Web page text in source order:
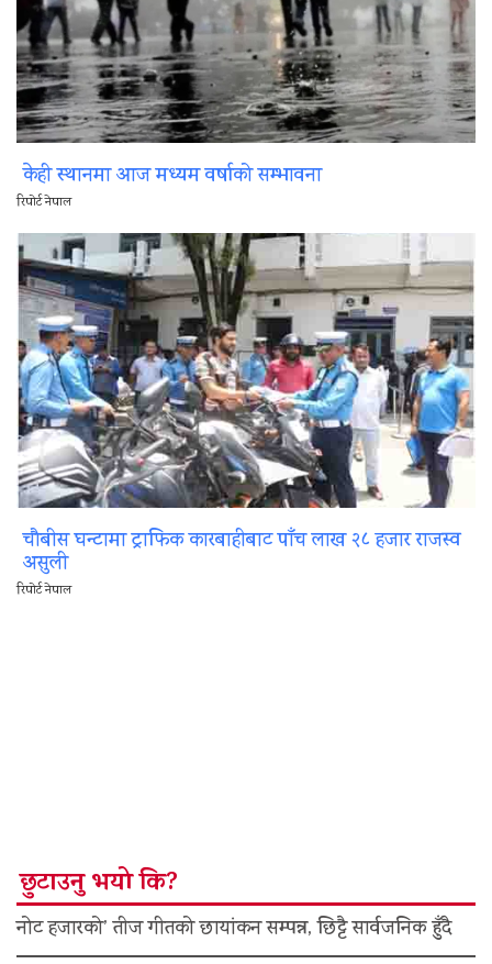
केही स्थानमा आज मध्यम वर्षाको सम्भावना
रिपोर्ट नेपाल
चौबीस घन्टामा ट्राफिक कारबाहीबाट पाँच लाख २८ हजार राजस्व
असुली
रिपोर्ट नेपाल
छुटाउनु भयो कि?
नोट हजारको’ तीज गीतको छायांकन सम्पन्न, छिट्टै सार्वजनिक हुँदै